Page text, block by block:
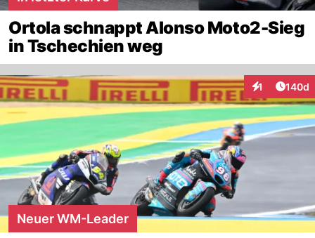
Ortola schnappt Alonso Moto2-Sieg
in Tschechien weg
1
Interaktionen
140d
Neuer WM-Leader